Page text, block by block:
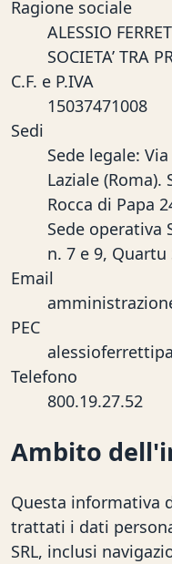
Ragione sociale
ALESSIO
SOCIETA’ TRA
C.F. e P.IVA
15037471008
Sedi
Sede legale:
Laziale (Roma).
Rocca di Papa
Sede operativa
n. 7 e 9, Quartu
Email
PEC
Telefono
800.19.27.52
Ambito
Questa informativa
trattati i dati
SRL, inclusi